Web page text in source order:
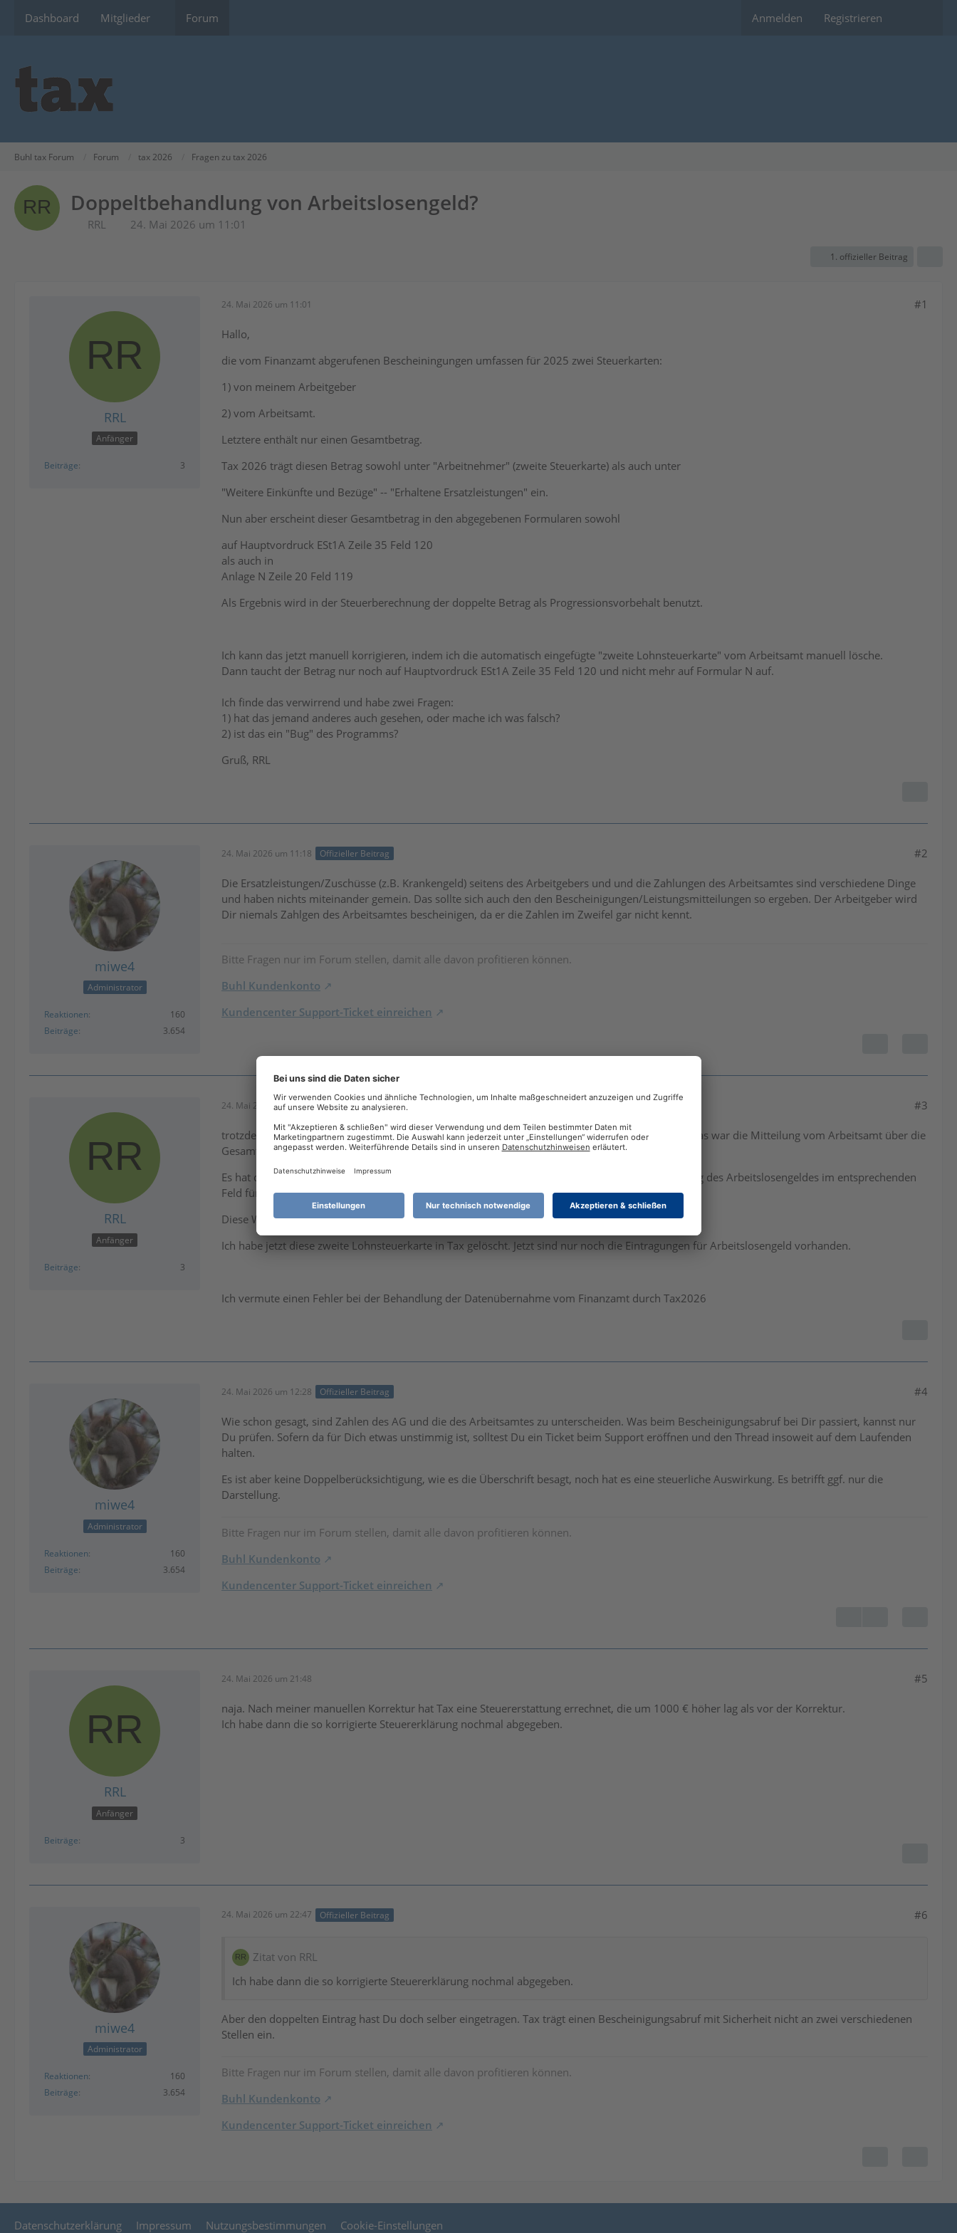
Dashboard Mitglieder Forum Anmelden Registrieren
Buhl tax Forum Forum tax 2026 Fragen zu tax 2026
Doppeltbehandlung von Arbeitslosengeld?
RRL 24. Mai 2026 um 11:01
1. offizieller Beitrag
RRL
Anfänger
Beiträge 3
24. Mai 2026 um 11:01 #1
Hallo,
die vom Finanzamt abgerufenen Bescheiningungen umfassen für 2025 zwei Steuerkarten:
1) von meinem Arbeitgeber
2) vom Arbeitsamt.
Letztere enthält nur einen Gesamtbetrag.
Tax 2026 trägt diesen Betrag sowohl unter "Arbeitnehmer" (zweite Steuerkarte) als auch unter
"Weitere Einkünfte und Bezüge" -- "Erhaltene Ersatzleistungen" ein.
Nun aber erscheint dieser Gesamtbetrag in den abgegebenen Formularen sowohl
auf Hauptvordruck ESt1A Zeile 35 Feld 120
als auch in
Anlage N Zeile 20 Feld 119
Als Ergebnis wird in der Steuerberechnung der doppelte Betrag als Progressionsvorbehalt benutzt.
Ich kann das jetzt manuell korrigieren, indem ich die automatisch eingefügte "zweite Lohnsteuerkarte" vom Arbeitsamt manuell lösche.
Dann taucht der Betrag nur noch auf Hauptvordruck ESt1A Zeile 35 Feld 120 und nicht mehr auf Formular N auf.
Ich finde das verwirrend und habe zwei Fragen:
1) hat das jemand anderes auch gesehen, oder mache ich was falsch?
2) ist das ein "Bug" des Programms?
Gruß, RRL
miwe4
Administrator
Reaktionen
160
Beiträge
3.654
24. Mai 2026 um 11:18 Offizieller Beitrag #2
Die Ersatzleistungen/Zuschüsse (z.B. Krankengeld) seitens des Arbeitgebers und und die Zahlungen des Arbeitsamtes sind verschiedene Dinge
und haben nichts miteinander gemein. Das sollte sich auch den den Bescheinigungen/Leistungsmitteilungen so ergeben. Der Arbeitgeber wird
Dir niemals Zahlgen des Arbeitsamtes bescheinigen, da er die Zahlen im Zweifel gar nicht kennt.
Bitte Fragen nur im Forum stellen, damit alle davon profitieren können.
Buhl Kundenkonto
Kundencenter Support-Ticket einreichen
RRL
Anfänger
Beiträge 3
24. Mai 2026 um 11:39 #3
trotzdem hat Tax beim Herunterladen vom Finanzamt eine zweite "Lohnsteuerkarte" gefunden. Das war die Mitteilung vom Arbeitsamt über die
Gesamtsumme des Arbeitslosengeldes in 2025.
Es hat daraus einen Arbeitslohn von 0€ in der zweiten "Lohnsteuerkarte" gemacht, und den Betrag des Arbeitslosengeldes im entsprechenden
Feld für Ersatzleistungen.
Diese Werte hat Tax wie oben beschrieben an zwei Stellen eingetragen.
Ich habe jetzt diese zweite Lohnsteuerkarte in Tax gelöscht. Jetzt sind nur noch die Eintragungen für Arbeitslosengeld vorhanden.
Ich vermute einen Fehler bei der Behandlung der Datenübernahme vom Finanzamt durch Tax2026
miwe4
Administrator
Reaktionen
160
Beiträge
3.654
24. Mai 2026 um 12:28 Offizieller Beitrag #4
Wie schon gesagt, sind Zahlen des AG und die des Arbeitsamtes zu unterscheiden. Was beim Bescheinigungsabruf bei Dir passiert, kannst nur
Du prüfen. Sofern da für Dich etwas unstimmig ist, solltest Du ein Ticket beim Support eröffnen und den Thread insoweit auf dem Laufenden
halten.
Es ist aber keine Doppelberücksichtigung, wie es die Überschrift besagt, noch hat es eine steuerliche Auswirkung. Es betrifft ggf. nur die
Darstellung.
Bitte Fragen nur im Forum stellen, damit alle davon profitieren können.
Buhl Kundenkonto
Kundencenter Support-Ticket einreichen
RRL
Anfänger
Beiträge 3
24. Mai 2026 um 21:48 #5
naja. Nach meiner manuellen Korrektur hat Tax eine Steuererstattung errechnet, die um 1000 € höher lag als vor der Korrektur.
Ich habe dann die so korrigierte Steuererklärung nochmal abgegeben.
miwe4
Administrator
Reaktionen
160
Beiträge
3.654
24. Mai 2026 um 22:47 Offizieller Beitrag #6
Zitat von RRL
Ich habe dann die so korrigierte Steuererklärung nochmal abgegeben.
Aber den doppelten Eintrag hast Du doch selber eingetragen. Tax trägt einen Bescheinigungsabruf mit Sicherheit nicht an zwei verschiedenen
Stellen ein.
Bitte Fragen nur im Forum stellen, damit alle davon profitieren können.
Buhl Kundenkonto
Kundencenter Support-Ticket einreichen
Datenschutzerklärung Impressum Nutzungsbestimmungen Cookie-Einstellungen